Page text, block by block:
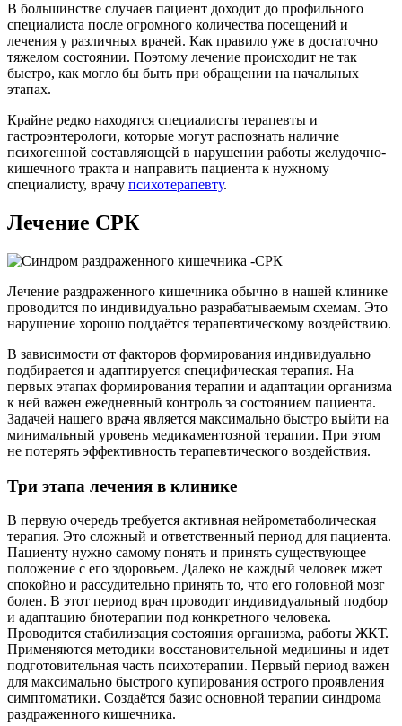
В большинстве случаев пациент доходит до профильного
специалиста после огромного количества посещений и
лечения у различных врачей. Как правило уже в достаточно
тяжелом состоянии. Поэтому лечение происходит не так
быстро, как могло бы быть при обращении на начальных
этапах.
Крайне редко находятся специалисты терапевты и
гастроэнтерологи, которые могут распознать наличие
психогенной составляющей в нарушении работы желудочно-
кишечного тракта и направить пациента к нужному
специалисту, врачу психотерапевту.
Лечение СРК
Лечение раздраженного кишечника обычно в нашей клинике
проводится по индивидуально разрабатываемым схемам. Это
нарушение хорошо поддаётся терапевтическому воздействию.
В зависимости от факторов формирования индивидуально
подбирается и адаптируется специфическая терапия. На
первых этапах формирования терапии и адаптации организма
к ней важен ежедневный контроль за состоянием пациента.
Задачей нашего врача является максимально быстро выйти на
минимальный уровень медикаментозной терапии. При этом
не потерять эффективность терапевтического воздействия.
Три этапа лечения в клинике
В первую очередь требуется активная нейрометаболическая
терапия. Это сложный и ответственный период для пациента.
Пациенту нужно самому понять и принять существующее
положение с его здоровьем. Далеко не каждый человек мжет
спокойно и рассудительно принять то, что его головной мозг
болен. В этот период врач проводит индивидуальный подбор
и адаптацию биотерапии под конкретного человека.
Проводится стабилизация состояния организма, работы ЖКТ.
Применяются методики восстановительной медицины и идет
подготовительная часть психотерапии. Первый период важен
для максимально быстрого купирования острого проявления
симптоматики. Создаётся базис основной терапии синдрома
раздраженного кишечника.